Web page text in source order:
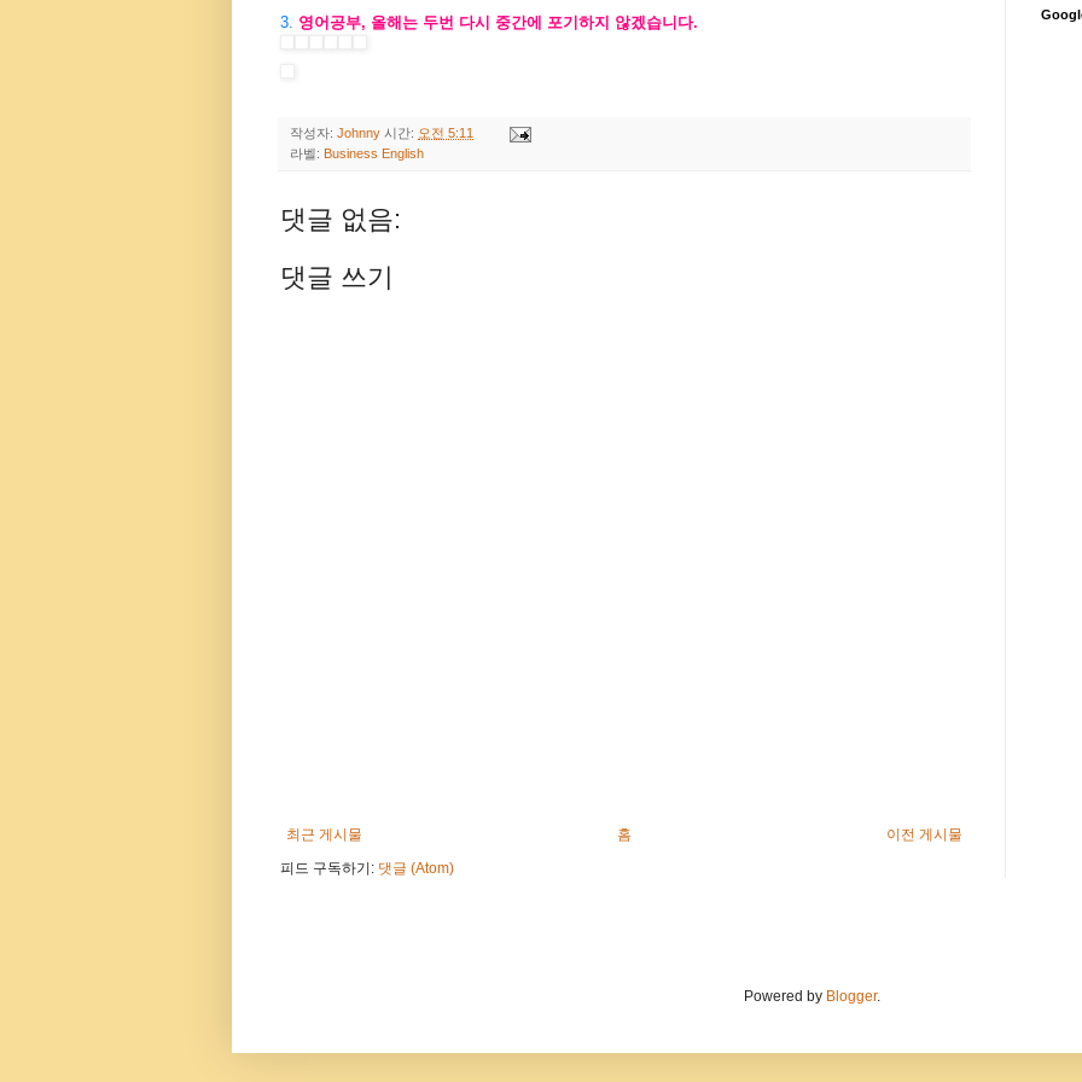
3. 영어공부, 올해는 두번 다시 중간에 포기하지 않겠습니다.
작성자: Johnny 시간: 오전 5:11
라벨: Business English
댓글 없음:
댓글 쓰기
최근 게시물 이전 게시물
홈
피드 구독하기: 댓글 (Atom)
Powered by Blogger.